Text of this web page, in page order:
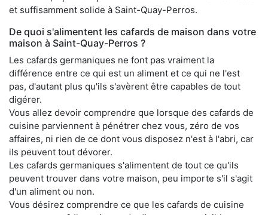
et suffisamment solide à Saint-Quay-Perros.
De quoi s'alimentent les cafards de maison dans votre
maison à Saint-Quay-Perros ?
Les cafards germaniques ne font pas vraiment la
différence entre ce qui est un aliment et ce qui ne l'est
pas, d'autant plus qu'ils s'avèrent être capables de tout
digérer.
Vous allez devoir comprendre que lorsque des cafards de
cuisine parviennent à pénétrer chez vous, zéro de vos
affaires, ni rien de ce dont vous disposez n'est à l'abri, car
ils peuvent tout dévorer.
Les cafards germaniques s'alimentent de tout ce qu'ils
peuvent trouver dans votre maison, peu importe s'il s'agit
d'un aliment ou non.
Vous désirez comprendre ce que les cafards de cuisine